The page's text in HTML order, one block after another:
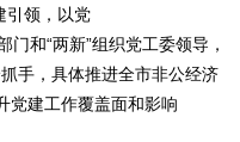
引领，以党
门和“两新”组织党工委领导，
手，具体推进全市非公经济
党建工作覆盖面和影响